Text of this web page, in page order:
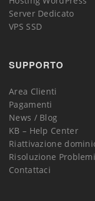
Server Dedicato
VPS SSD
SUPPORTO
Area Clienti
Pagamenti
News / Blog
KB – Help Center
Riattivazione
Risoluzione Problemi
Contattaci